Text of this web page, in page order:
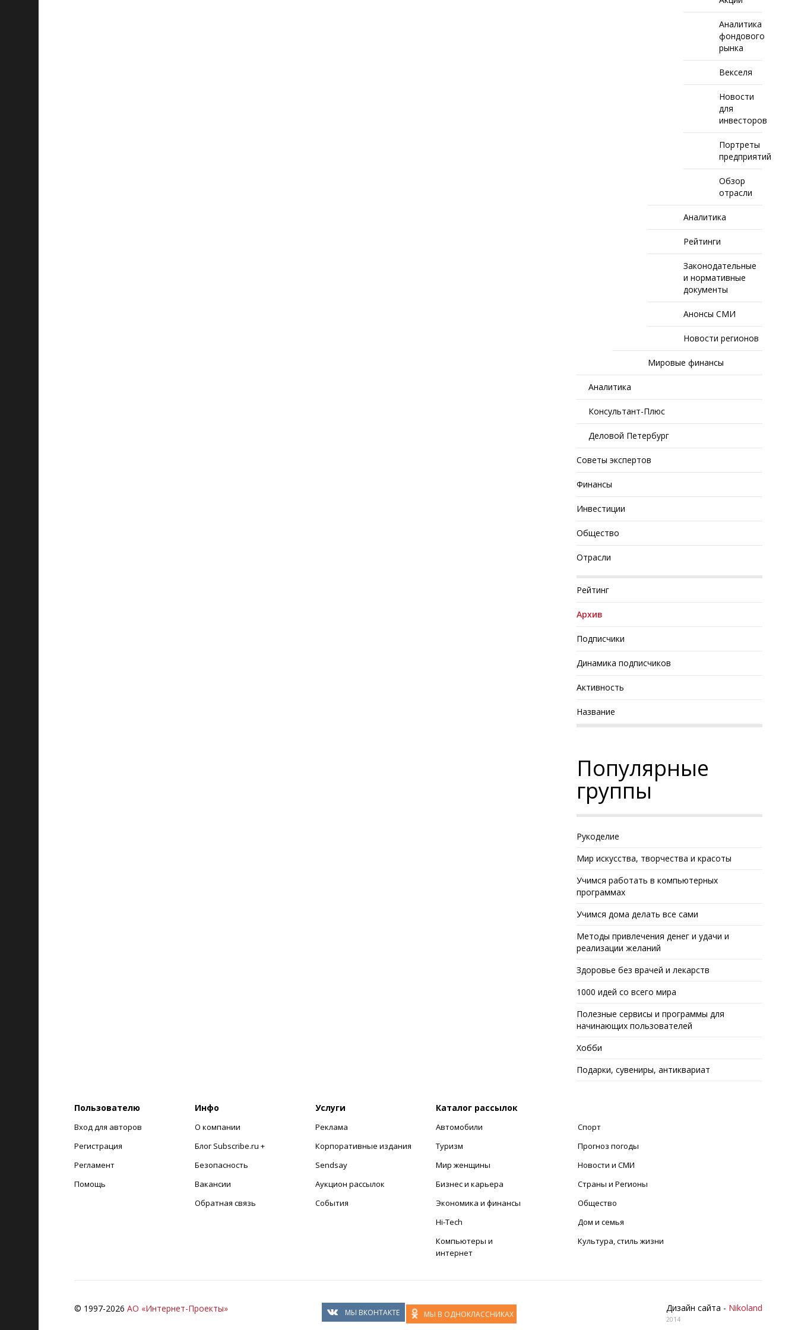
Аналитика
фондового
рынка
Векселя
Новости
для
инвесторов
Портреты
предприятий
Обзор
отрасли
Аналитика
Рейтинги
Законодательные
и нормативные
документы
Анонсы СМИ
Новости регионов
Мировые финансы
Аналитика
Консультант-Плюс
Деловой Петербург
Советы экспертов
Финансы
Инвестиции
Общество
Отрасли
Рейтинг
Архив
Подписчики
Динамика подписчиков
Активность
Название
Популярные
группы
Рукоделие
Мир искусства, творчества и красоты
Учимся работать в компьютерных
программах
Учимся дома делать все сами
Методы привлечения денег и удачи и
реализации желаний
Здоровье без врачей и лекарств
1000 идей со всего мира
Полезные сервисы и программы для
начинающих пользователей
Хобби
Подарки, сувениры, антиквариат
Пользователю
Вход для авторов
Регистрация
Регламент
Помощь
Инфо
О компании
Блог Subscribe.ru +
Безопасность
Вакансии
Обратная связь
Услуги
Реклама
Корпоративные издания
Sendsay
Аукцион рассылок
События
Каталог рассылок
Автомобили
Туризм
Мир женщины
Бизнес и карьера
Экономика и финансы
Hi-Tech
Компьютеры и
интернет
Спорт
Прогноз погоды
Новости и СМИ
Страны и Регионы
Общество
Дом и семья
Культура, стиль жизни
© 1997-2026 АО «Интернет-Проекты» Дизайн сайта - Nikoland
2014
МЫ ВКОНТАКТЕ МЫ В ОДНОКЛАССНИКАХ